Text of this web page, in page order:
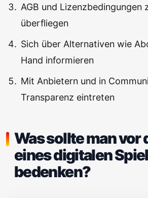
AGB und Lizenzbedingungen
überfliegen
Sich über Alternativen wie
Hand informieren
Mit Anbietern und in
Transparenz eintreten
Was sollte man vor
eines digitalen
bedenken?